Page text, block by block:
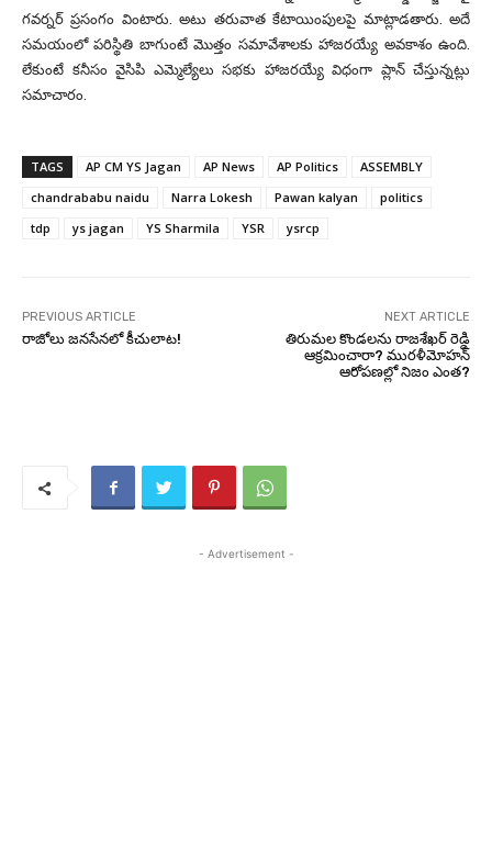
గవర్నర్ ప్రసంగం వింటారు. అటు తరువాత కేటాయింపులపై మాట్లాడతారు. అదే
సమయంలో పరిస్థితి బాగుంటే మొత్తం సమావేశాలకు హాజరయ్యే అవకాశం ఉంది.
లేకుంటే కనీసం వైసిపి ఎమ్మెల్యేలు సభకు హాజరయ్యే విధంగా ప్లాన్ చేస్తున్నట్లు
సమాచారం.
TAGS AP CM YS Jagan AP News AP Politics
ASSEMBLY
chandrababu naidu
Narra Lokesh Pawan kalyan
politics
tdp
ys jagan YS Sharmila YSR ysrcp
PREVIOUS ARTICLE
రాజోలు జనసేనలో కీచులాట!
NEXT ARTICLE
తిరుమల కొండలను రాజశేఖర్ రెడ్డి
ఆక్రమించారా? మురళీమోహన్
ఆరోపణల్లో నిజం ఎంత?
- Advertisement -